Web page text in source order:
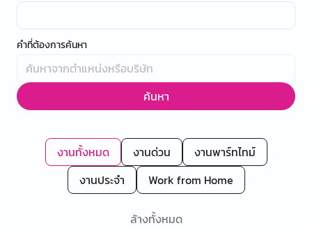
คำที่ต้องการค้นหา
ค้นหา
งานทั้งหมด งานด่วน
งานพาร์ทไทม์
งานประจำ
Work from Home
ล้างทั้งหมด